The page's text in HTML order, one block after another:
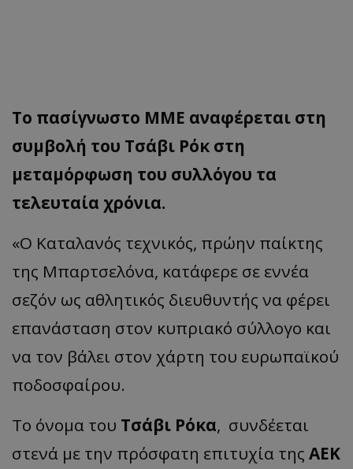
Το πασίγνωστο ΜΜΕ αναφέρεται στη
συμβολή του Τσάβι Ρόκ στη
μεταμόρφωση του συλλόγου τα
τελευταία χρόνια.
«Ο Καταλανός τεχνικός, πρώην παίκτης
της Μπαρτσελόνα, κατάφερε σε εννέα
σεζόν ως αθλητικός διευθυντής να φέρει
επανάσταση στον κυπριακό σύλλογο και
να τον βάλει στον χάρτη του ευρωπαϊκού
ποδοσφαίρου.
Το όνομα του Τσάβι Ρόκα, συνδέεται
στενά με την πρόσφατη επιτυχία της ΑΕΚ